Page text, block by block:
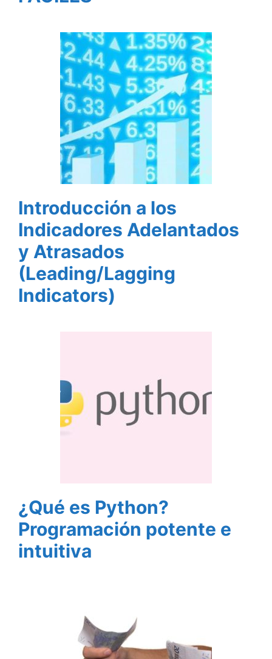
Introducción a los
Indicadores Adelantados
y Atrasados
(Leading/Lagging
Indicators)
¿Qué es Python?
Programación potente e
intuitiva